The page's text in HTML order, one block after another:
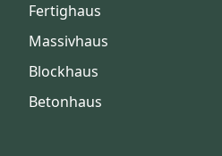
Fertighaus
Massivhaus
Blockhaus
Betonhaus